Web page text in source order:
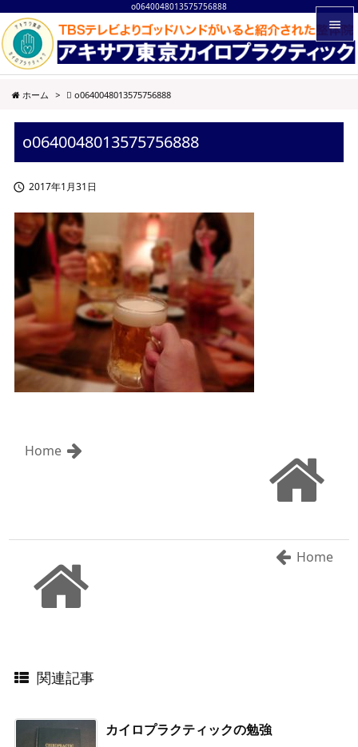
o0640048013575756888


メニュ
ホーム > o0640048013575756888
o0640048013575756888
 2017年1月31日
Home
Home
関連記事
カイロプラクティックの勉強